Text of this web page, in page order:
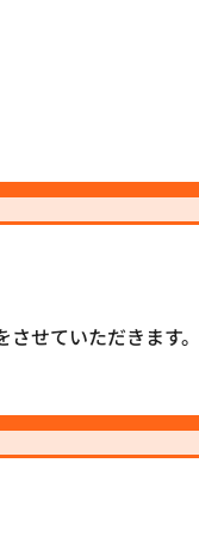
させていただきます。